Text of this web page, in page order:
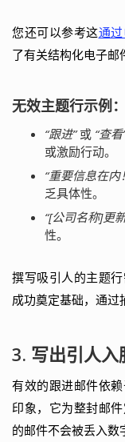
您还可以参考这通
了有关结构化电子邮
无效主题行示例：
“跟进”或 “查看
或激励行动。
“重要信息在内
乏具体性。
“[公司名称]更
性。
撰写吸引人的主题
成功奠定基础，通过
3. 写出引人入
有效的跟进邮件依
印象，它为整封邮
的邮件不会被丢入数